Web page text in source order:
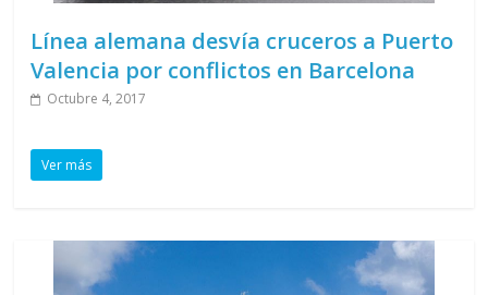
Línea alemana desvía cruceros a Puerto
Valencia por conflictos en Barcelona
Octubre 4, 2017
Ver más